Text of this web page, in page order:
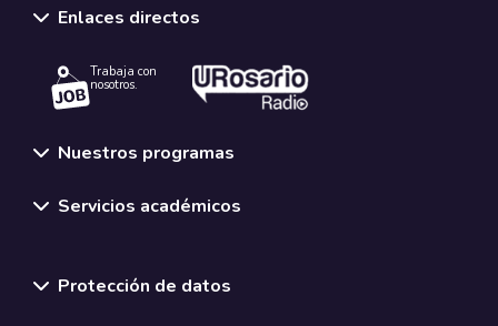
Enlaces directos
Trabaja con
nosotros.
Nuestros programas
Servicios académicos
Protección de datos